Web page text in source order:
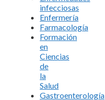
infecciosas
Enfermería
Farmacología
Formación
en
Ciencias
de
la
Salud
Gastroenterología